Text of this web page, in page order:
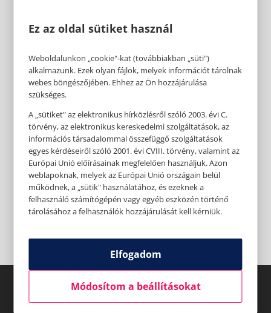
Ez az oldal sütiket használ
Weboldalunkon „cookie"-kat (továbbiakban „süti")
alkalmazunk. Ezek olyan fájlok, melyek információt tárolnak
webes böngészőjében. Ehhez az Ön hozzájárulása
szükséges.
A „sütiket" az elektronikus hírközlésről szóló 2003. évi C.
törvény, az elektronikus kereskedelmi szolgáltatások, az
információs társadalommal összefüggő szolgáltatások
egyes kérdéseiről szóló 2001. évi CVIII. törvény, valamint az
Európai Unió előírásainak megfelelően használjuk. Azon
weblapoknak, melyek az Európai Unió országain belül
működnek, a „sütik" használatához, és ezeknek a
felhasználó számítógépén vagy egyéb eszközén történő
tárolásához a felhasználók hozzájárulását kell kérniük.
Elfogadom
Módosítom a beállításokat